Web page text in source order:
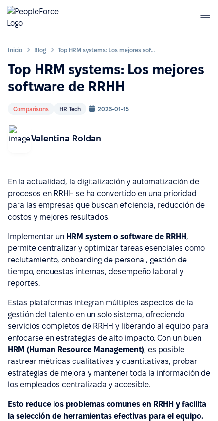
Inicio Blog Top HRM systems: Los mejores software de RRHH
Top HRM systems: Los mejores
software de RRHH
Comparisons HR Tech 2026-01-15
Valentina Roldan
En la actualidad, la digitalización y automatización de
procesos en RRHH se ha convertido en una prioridad
para las empresas que buscan eficiencia, reducción de
costos y mejores resultados.
Implementar un HRM system o software de RRHH ,
permite centralizar y optimizar tareas esenciales como
reclutamiento, onboarding de personal, gestión de
tiempo, encuestas internas, desempeño laboral y
reportes.
Estas plataformas integran múltiples aspectos de la
gestión del talento en un solo sistema, ofreciendo
servicios completos de RRHH y liberando al equipo para
enfocarse en estrategias de alto impacto. Con un buen
HRM (Human Resource Management), es posible
rastrear métricas cualitativas y cuantitativas, probar
estrategias de mejora y mantener toda la información de
los empleados centralizada y accesible.
Esto reduce los problemas comunes en RRHH y facilita
la selección de herramientas efectivas para el equipo.